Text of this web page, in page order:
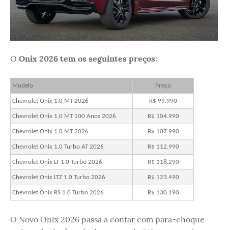
O Onix 2026 tem os seguintes preços:
Modelo Preço
Chevrolet Onix 1.0 MT 2026 R$ 99.990
Chevrolet Onix 1.0 MT 100 Anos 2026 R$ 104.990
Chevrolet Onix 1.0 MT 2026 R$ 107.990
Chevrolet Onix 1.0 Turbo AT 2026 R$ 112.990
Chevrolet Onix LT 1.0 Turbo 2026 R$ 118.290
Chevrolet Onix LTZ 1.0 Turbo 2026 R$ 123.490
Chevrolet Onix RS 1.0 Turbo 2026 R$ 130.190
O Novo Onix 2026 passa a contar com para-choque